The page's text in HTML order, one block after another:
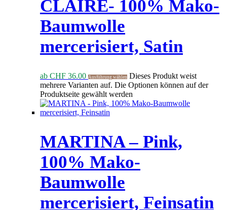
CLAIRE- 100% Mako-
Baumwolle
mercerisiert, Satin
ab CHF36.00 Ausführung wählen Dieses Produkt weist
mehrere Varianten auf. Die Optionen können auf der
Produktseite gewählt werden
MARTINA – Pink,
100% Mako-
Baumwolle
mercerisiert, Feinsatin